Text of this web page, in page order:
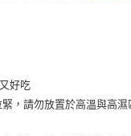
好吃
，請勿放置於高溫與高